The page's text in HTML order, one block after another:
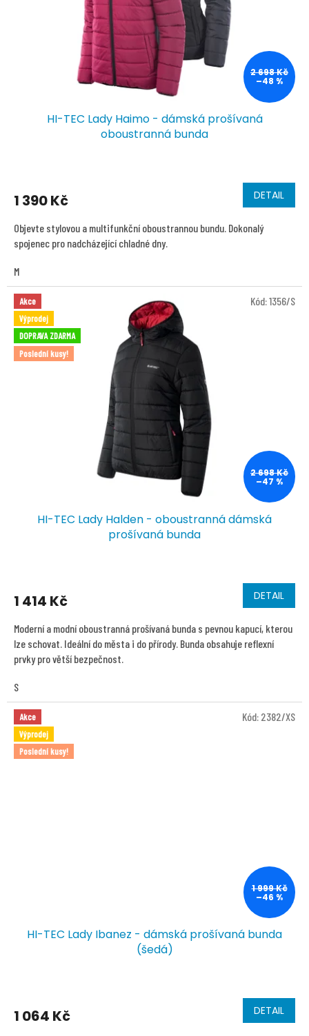
2 698 Kč
–48 %
HI-TEC Lady Haimo - dámská prošívaná
oboustranná bunda
1 390 Kč DETAIL
Objevte stylovou a multifunkční oboustrannou bundu. Dokonalý
spojenec pro nadcházející chladné dny.
M
Akce
Výprodej
DOPRAVA ZDARMA
Poslední kusy!
2 698 Kč
–47 %
HI-TEC Lady Halden - oboustranná dámská
prošívaná bunda
1 414 Kč DETAIL
Moderní a modní oboustranná prošívaná bunda s pevnou kapucí, kterou
lze schovat. Ideální do města i do přírody. Bunda obsahuje reflexní
prvky pro větší bezpečnost.
S
Kód:1356/S
Akce
Výprodej
Poslední kusy!
1 999 Kč
–46 %
HI-TEC Lady Ibanez - dámská prošívaná bunda
(šedá)
1 064 Kč DETAIL
Kód: 2382/XS